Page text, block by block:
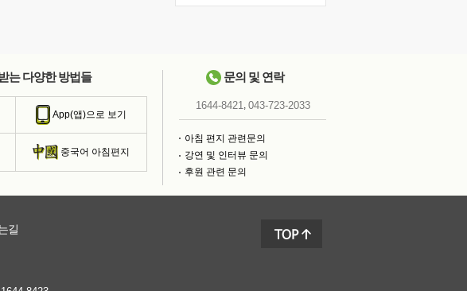
는 다양한 방법들
App(앱)으로 보기
중국어 아침편지
문의 및 연락
1644-8421, 043-723-2033
아침 편지 관련문의
강연 및 인터뷰 문의
후원 관련 문의
길